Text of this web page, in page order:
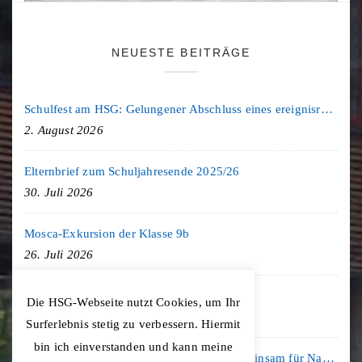
NEUESTE BEITRÄGE
Schulfest am HSG: Gelungener Abschluss eines ereignisreichen Schuljahres
2. August 2026
Elternbrief zum Schuljahresende 2025/26
30. Juli 2026
Mosca-Exkursion der Klasse 9b
26. Juli 2026
Freiburg-Exkursion des Geschichte LK
Kooperation mit der KLIMA ARENA: Gemeinsam für Nachhaltigkeit und Klimaschutz
Die HSG-Webseite nutzt Cookies, um Ihr
Surferlebnis stetig zu verbessern. Hiermit
bin ich einverstanden und kann meine